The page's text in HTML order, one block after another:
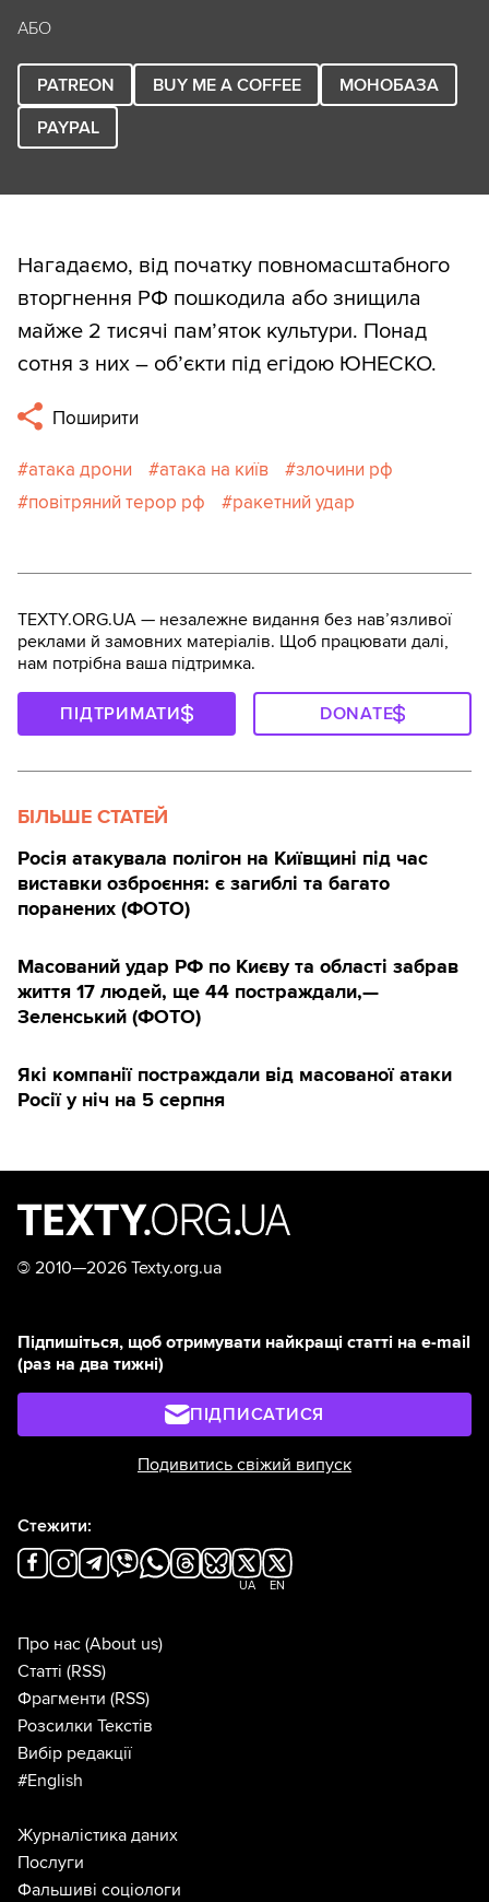
АБО
PATREON BUY ME A COFFEE
МОНОБАЗА
PAYPAL
Нагадаємо, від початку повномасштабного
вторгнення РФ пошкодила або знищила
майже 2 тисячі пам’яток культури. Понад
сотня з них – об’єкти під егідою ЮНЕСКО.
Поширити
атака дрони атака на київ
злочини рф
повітряний терор рф
ракетний удар
TEXTY.ORG.UA — незалежне видання без навʼязливої
реклами й замовних матеріалів. Щоб працювати далі,
нам потрібна ваша підтримка.
ПІДТРИМАТИ DONATE
БІЛЬШЕ СТАТЕЙ
Росія атакувала полігон на Київщині під час
виставки озброєння: є загиблі та багато
поранених (ФОТО)
Масований удар РФ по Києву та області забрав
життя 17 людей, ще 44 постраждали,—
Зеленський (ФОТО)
Які компанії постраждали від масованої атаки
Росії у ніч на 5 серпня
© 2010—2026 Texty.org.ua
Підпишіться, щоб отримувати найкращі статті на e-mail
(раз на два тижні)
ПІДПИСАТИСЯ
Подивитись свіжий випуск
Стежити:
UA EN
Про нас (About us)
Статті (RSS)
Фрагменти (RSS)
Розсилки Текстів
Вибір редакції
#English
Журналістика даних
Послуги
Фальшиві соціологи